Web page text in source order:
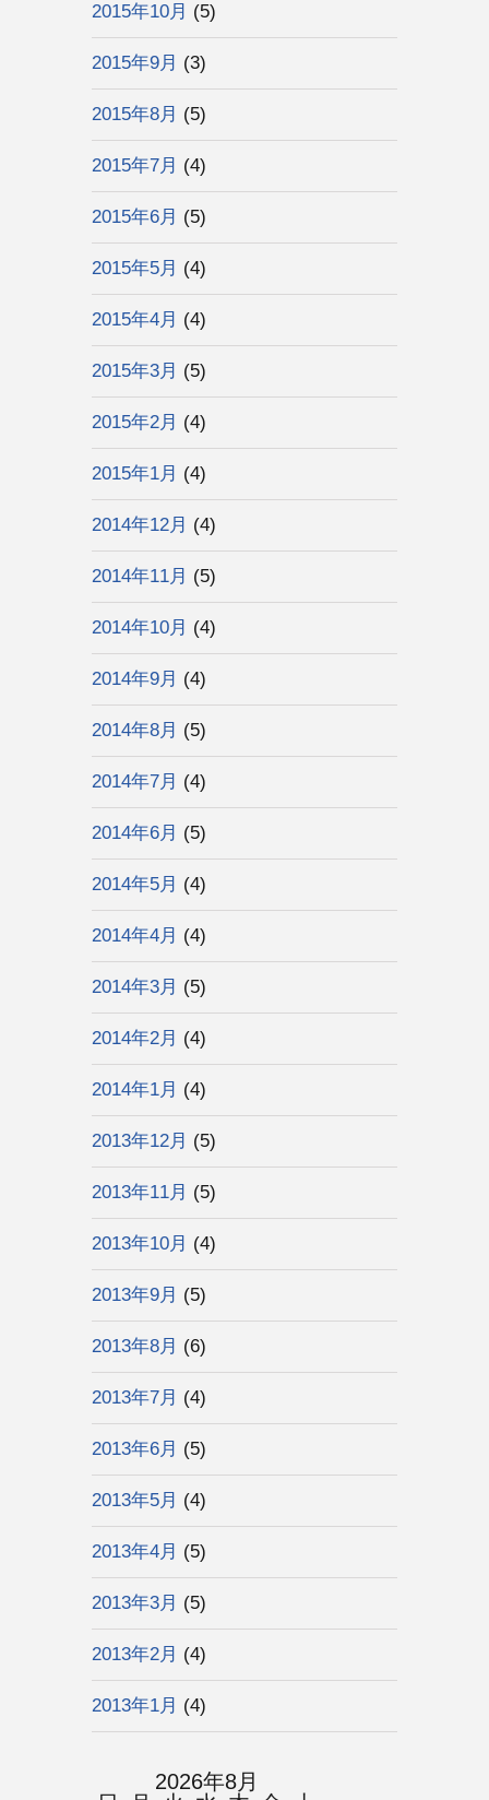
2015年10月 (5)
2015年9月 (3)
2015年8月 (5)
2015年7月 (4)
2015年6月 (5)
2015年5月 (4)
2015年4月 (4)
2015年3月 (5)
2015年2月 (4)
2015年1月 (4)
2014年12月 (4)
2014年11月 (5)
2014年10月 (4)
2014年9月 (4)
2014年8月 (5)
2014年7月 (4)
2014年6月 (5)
2014年5月 (4)
2014年4月 (4)
2014年3月 (5)
2014年2月 (4)
2014年1月 (4)
2013年12月 (5)
2013年11月 (5)
2013年10月 (4)
2013年9月 (5)
2013年8月 (6)
2013年7月 (4)
2013年6月 (5)
2013年5月 (4)
2013年4月 (5)
2013年3月 (5)
2013年2月 (4)
2013年1月 (4)
2026年8月